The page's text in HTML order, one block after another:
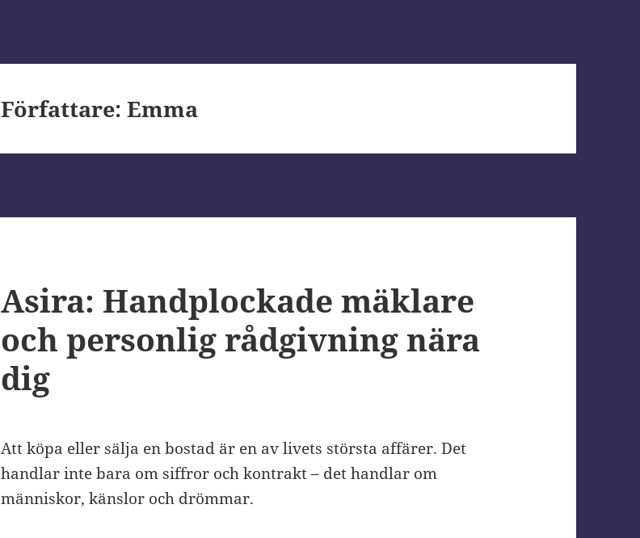
Författare:Emma
Asira: Handplockade mäklare
och personlig rådgivning nära
dig
Att köpa eller sälja en bostad är en av livets största affärer. Det
handlar inte bara om siffror och kontrakt – det handlar om
människor, känslor och drömmar.